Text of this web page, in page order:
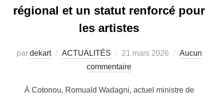
régional et un statut renforcé pour
les artistes
par dekart ACTUALITÉS 21 mars 2026
Aucun
commentaire
À Cotonou, Romuald Wadagni, actuel ministre de